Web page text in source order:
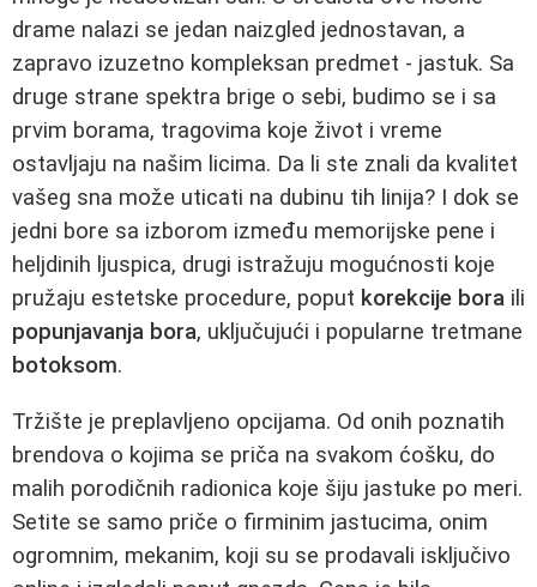
drame nalazi se jedan naizgled jednostavan, a
zapravo izuzetno kompleksan predmet - jastuk. Sa
druge strane spektra brige o sebi, budimo se i sa
prvim borama, tragovima koje život i vreme
ostavljaju na našim licima. Da li ste znali da kvalitet
vašeg sna može uticati na dubinu tih linija? I dok se
jedni bore sa izborom između memorijske pene i
heljdinih ljuspica, drugi istražuju mogućnosti koje
pružaju estetske procedure, poput korekcije bora ili
popunjavanja bora, uključujući i popularne tretmane
botoksom.
Tržište je preplavljeno opcijama. Od onih poznatih
brendova o kojima se priča na svakom ćošku, do
malih porodičnih radionica koje šiju jastuke po meri.
Setite se samo priče o firminim jastucima, onim
ogromnim, mekanim, koji su se prodavali isključivo